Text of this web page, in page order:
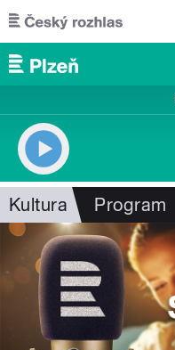
Přejít k hlavnímu obsahu
Kultura Program